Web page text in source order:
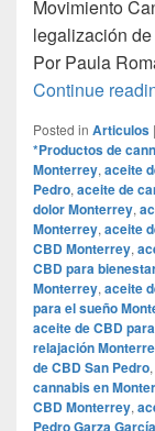
Movimiento
legalización
Por Paula
Continue
Posted in Articulos |
*Productos de
Monterrey, aceite
Pedro, aceite de
dolor Monterrey,
Monterrey, aceite
CBD Monterrey,
CBD para
Monterrey, aceite
para el sueño
aceite de CBD
relajación
de CBD San Pedro,
cannabis en
CBD Monterrey,
Pedro Garza